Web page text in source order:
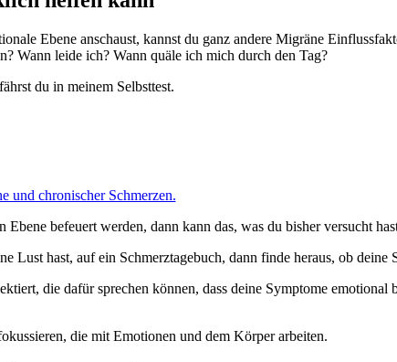
Ebene anschaust, kannst du ganz andere Migräne
Wann leide ich? Wann quäle ich mich durch den Tag?
du in meinem Selbsttest.
und chronischer Schmerzen.
befeuert werden, dann kann das, was du bisher versucht
Lust hast, auf ein Schmerztagebuch, dann finde heraus, ob deine
die dafür sprechen können, dass deine Symptome
die mit Emotionen und dem Körper arbeiten.